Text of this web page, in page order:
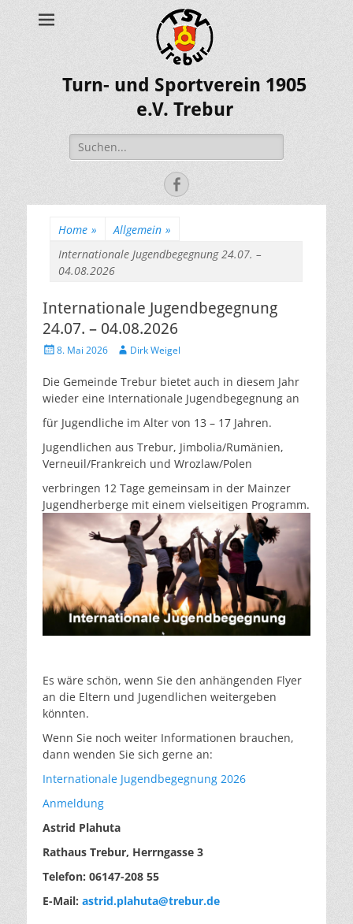
Turn- und Sportverein 1905
e.V. Trebur
Suche
nach:
Facebook
Home » Allgemein »
Internationale Jugendbegegnung 24.07. –
04.08.2026
Internationale Jugendbegegnung
24.07. – 04.08.2026
Posted8. Mai 2026 AuthorDirk Weigel
Die Gemeinde Trebur bietet auch in diesem Jahr
wieder eine Internationale Jugendbegegnung an
für Jugendliche im Alter von 13 – 17 Jahren.
Jugendlichen aus Trebur, Jimbolia/Rumänien,
Verneuil/Frankreich und Wrozlaw/Polen
verbringen 12 Tage gemeinsam in der Mainzer
Jugendherberge mit einem vielseitigen Programm.
Es wäre schön, wenn Sie den anhängenden Flyer
an die Eltern und Jugendlichen weitergeben
könnten.
Wenn Sie noch weiter Informationen brauchen,
dann wenden Sie sich gerne an:
Internationale Jugendbegegnung 2026
Anmeldung
Astrid Plahuta
Rathaus Trebur, Herrngasse 3
Telefon: 06147-208 55
E-Mail: astrid.plahuta@trebur.de